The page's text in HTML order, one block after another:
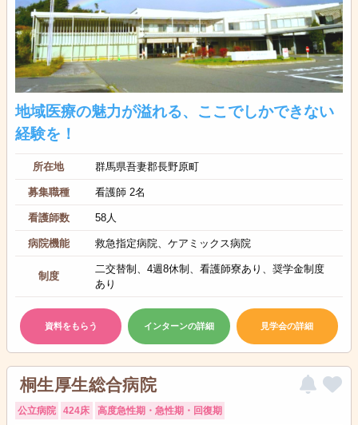
地域医療の魅力が溢れる、ここでしかできない
経験を！
所在地 群馬県吾妻郡長野原町
募集職種 看護師 2名
看護師数 58人
病院機能 救急指定病院、ケアミックス病院
制度
二交替制、4週8休制、看護師寮あり、奨学金制度
あり
資料をもらう インターンの詳細 見学会の詳細
桐生厚生総合病院
公立病院 424床 高度急性期・急性期・回復期